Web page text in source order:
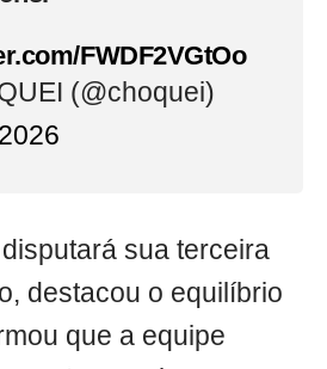
FWDF2VGtOo
(@choquei)
sua terceira
destacou o equilíbrio
que a equipe